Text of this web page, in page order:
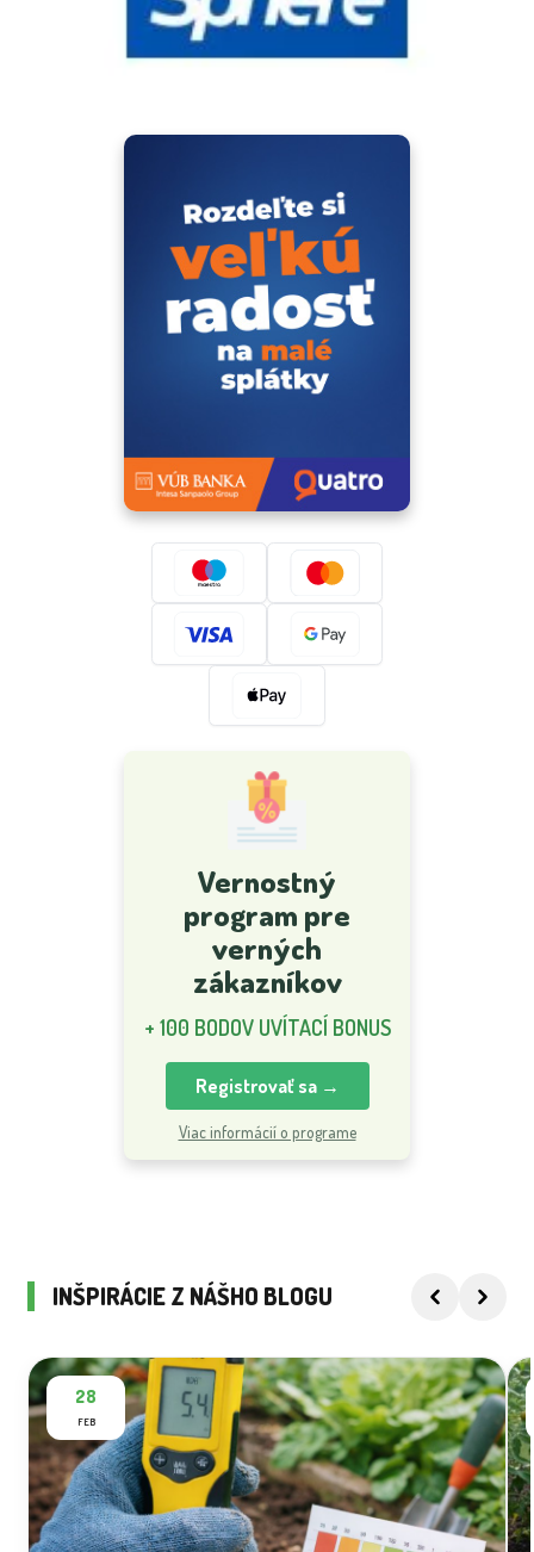
Vernostný
program pre
verných
zákazníkov
+ 100 BODOV UVÍTACÍ BONUS
Registrovať sa →
Viac informácií o programe
INŠPIRÁCIE Z NÁŠHO BLOGU
28
FEB